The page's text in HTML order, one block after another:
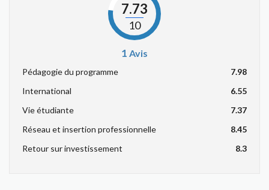
7.73
10
1 Avis
Pédagogie du programme
7.98
International
6.55
Vie étudiante
7.37
Réseau et insertion professionnelle
8.45
Retour sur investissement
8.3